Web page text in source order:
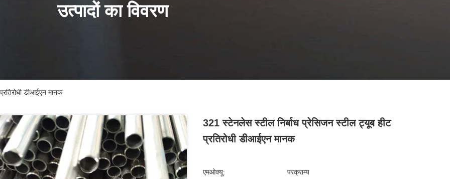
उत्पादों का विवरण
डीआईएन मानक
321 स्टेनलेस स्टील निर्बाध प्रेसिजन स्टील ट्यूब हीट
प्रतिरोधी डीआईएन मानक
एमओक्यू: परक्राम्य